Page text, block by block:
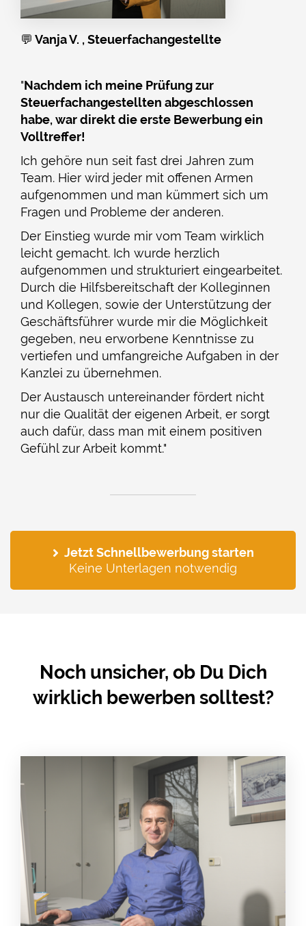
💬 Vanja V. , Steuerfachangestellte
"Nachdem ich meine Prüfung zur
Steuerfachangestellten abgeschlossen
habe, war direkt die erste Bewerbung ein
Volltreffer!
Ich gehöre nun seit fast drei Jahren zum
Team. Hier wird jeder mit offenen Armen
aufgenommen und man kümmert sich um
Fragen und Probleme der anderen.
Der Einstieg wurde mir vom Team wirklich
leicht gemacht. Ich wurde herzlich
aufgenommen und strukturiert eingearbeitet.
Durch die Hilfsbereitschaft der Kolleginnen
und Kollegen, sowie der Unterstützung der
Geschäftsführer wurde mir die Möglichkeit
gegeben, neu erworbene Kenntnisse zu
vertiefen und umfangreiche Aufgaben in der
Kanzlei zu übernehmen.
Der Austausch untereinander fördert nicht
nur die Qualität der eigenen Arbeit, er sorgt
auch dafür, dass man mit einem positiven
Gefühl zur Arbeit kommt."
Jetzt Schnellbewerbung starten
Keine Unterlagen notwendig
Noch unsicher, ob Du Dich
wirklich bewerben solltest?